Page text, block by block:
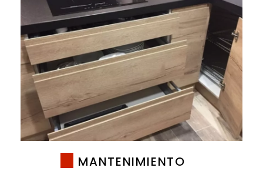
MANTENIMIENTO